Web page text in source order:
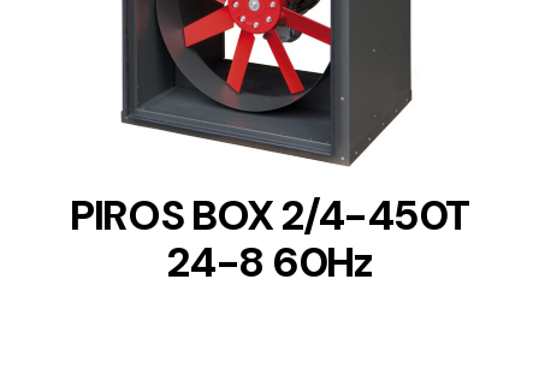
DETAILS
PIROS BOX 2/4-450T
24-8 60Hz